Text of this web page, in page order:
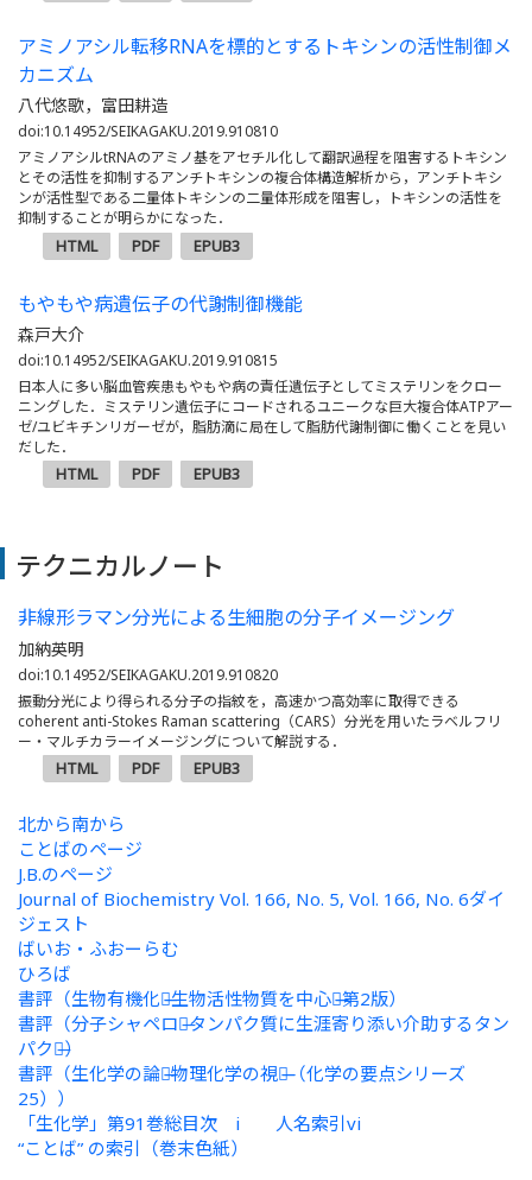
アミノアシル転移RNAを標的とするトキシンの活性制御メ
カニズム
八代悠歌，富田耕造
doi:10.14952/SEIKAGAKU.2019.910810
アミノアシルtRNAのアミノ基をアセチル化して翻訳過程を阻害するトキシン
とその活性を抑制するアンチトキシンの複合体構造解析から，アンチトキシ
ンが活性型である二量体トキシンの二量体形成を阻害し，トキシンの活性を
抑制することが明らかになった．
HTML PDF EPUB3
もやもや病遺伝子の代謝制御機能
森戸大介
doi:10.14952/SEIKAGAKU.2019.910815
日本人に多い脳血管疾患もやもや病の責任遺伝子としてミステリンをクロー
ニングした．ミステリン遺伝子にコードされるユニークな巨大複合体ATPアー
ゼ/ユビキチンリガーゼが，脂肪滴に局在して脂肪代謝制御に働くことを見い
だした．
HTML PDF EPUB3
テクニカルノート
非線形ラマン分光による生細胞の分子イメージング
加納英明
doi:10.14952/SEIKAGAKU.2019.910820
振動分光により得られる分子の指紋を，高速かつ高効率に取得できる
coherent anti-Stokes Raman scattering（CARS）分光を用いたラベルフリ
ー・マルチカラーイメージングについて解説する．
HTML PDF EPUB3
北から南から
ことばのページ
J.B.のページ
Journal of Biochemistry Vol. 166, No. 5, Vol. 166, No. 6ダイ
ジェスト
ばいお・ふおーらむ
ひろば
書評（生物有機化学̶̶生物活性物質を中心に̶̶第2版）
書評（分子シャペロン̶タンパク質に生涯寄り添い介助するタン
パク質̶）
書評（生化学の論理̶̶物理化学の視点̶̶（化学の要点シリーズ
25））
「生化学」第91巻総目次 i 人名索引vi
“ことば” の索引（巻末色紙）